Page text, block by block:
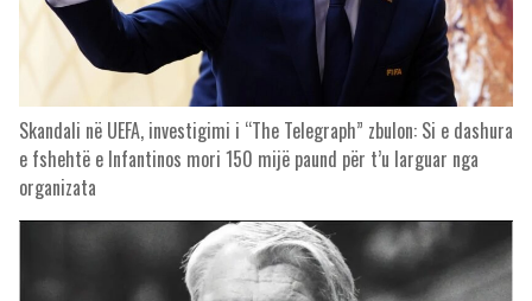
Skandali në UEFA, investigimi i “The Telegraph” zbulon: Si e dashura
e fshehtë e Infantinos mori 150 mijë paund për t’u larguar nga
organizata